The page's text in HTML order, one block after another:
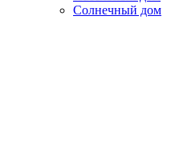
Солнечный дом